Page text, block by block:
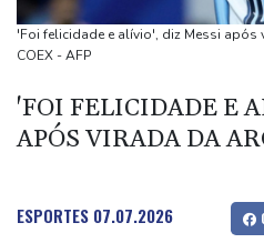
pertence a nenhum indivíduo'
Calor recorde em julho em
Crise na Fifa: o futebol 'não
afirmam Uefa, Concacaf e AFC
'Foi felicidade e alívio', diz Messi
COEX - AFP
'FOI FELICIDADE E
APÓS VIRADA DA
ESPORTES 07.07.2026